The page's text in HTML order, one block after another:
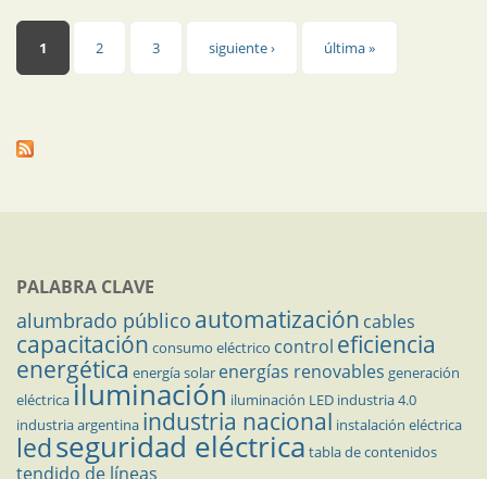
Páginas
1 2 3 siguiente › última »
PALABRA CLAVE
alumbrado público automatización cables
capacitación consumo eléctrico control eficiencia
energética energía solar energías renovables generación
eléctricailuminación iluminación LED industria 4.0
industria argentina industria nacional instalación eléctrica
ledseguridad eléctrica tabla de contenidos
tendido de líneas